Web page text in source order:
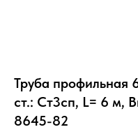
Труба
ст.: Ст3сп, L= 6 м,
8645-82